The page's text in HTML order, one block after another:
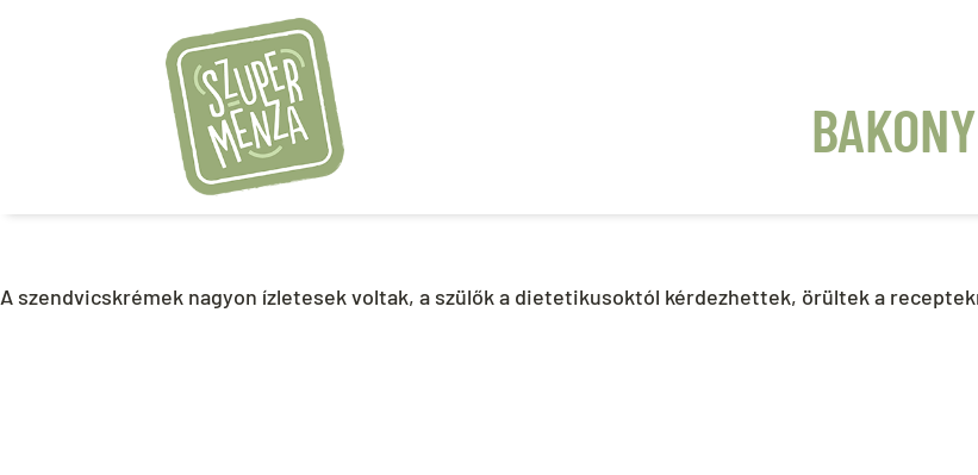
A szendvicskrémek nagyon ízletesek voltak, a szülők a dietetikusoktól kérdezhettek, örültek a